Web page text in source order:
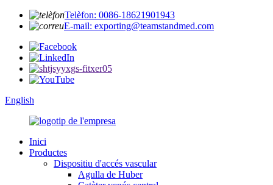
Telèfon: 0086-18621901943
E-mail: exporting@teamstandmed.com
English
Inici
Productes
Dispositiu d'accés vascular
Agulla de Huber